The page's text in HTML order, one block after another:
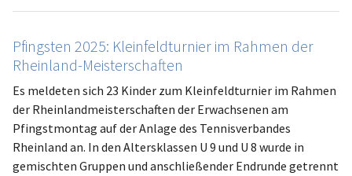
Pfingsten 2025: Kleinfeldturnier im Rahmen der
Rheinland-Meisterschaften
Es meldeten sich 23 Kinder zum Kleinfeldturnier im Rahmen
der Rheinlandmeisterschaften der Erwachsenen am
Pfingstmontag auf der Anlage des Tennisverbandes
Rheinland an. In den Altersklassen U 9 und U 8 wurde in
gemischten Gruppen und anschließender Endrunde getrennt